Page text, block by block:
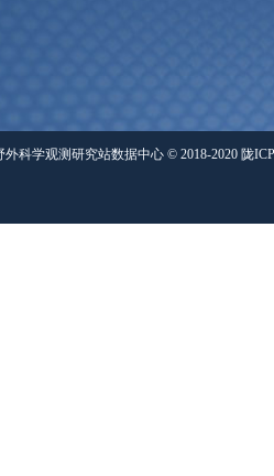
科学观测研究站数据中心 © 2018-2020 陇ICP